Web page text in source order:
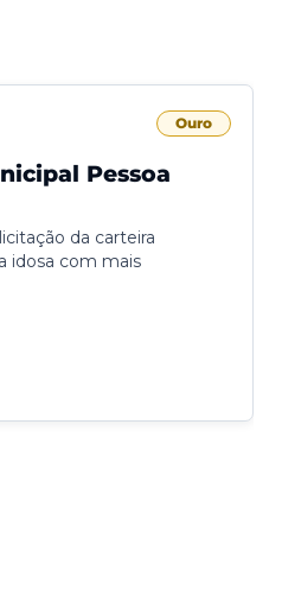
Ouro
Pessoa
da carteira
idosa com mais